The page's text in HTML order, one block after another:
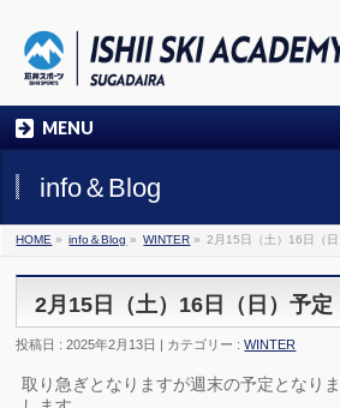
MENU
info＆Blog
HOME » info＆Blog » WINTER » 2月15日（土）16日（日
2月15日（土）16日（日）予定
投稿日 : 2025年2月13日 | カテゴリー :WINTER
取り急ぎとなりますが週末の予定となり